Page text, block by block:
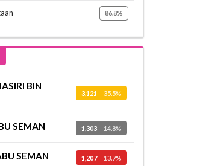
86.8%
BIN
3,121 35.5%
SEMAN 1,303 14.8%
SEMAN 1,207 13.7%